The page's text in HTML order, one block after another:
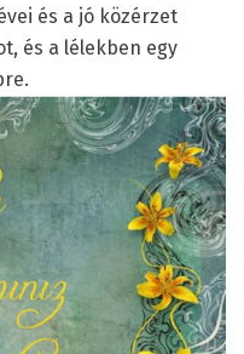
és a jó közérzet
és a lélekben egy